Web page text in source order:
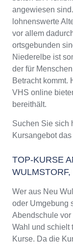
angewiesen
lohnenswerte
vor allem
ortsgebunden
Niederelbe ist
der für
Betracht kommt.
VHS online
bereithält.
Suchen Sie sich
Kursangebot
TOP-KURSE
Wer aus Neu
oder Umgebung
Abendschule vor
Wahl und schielt
Kurse. Da die